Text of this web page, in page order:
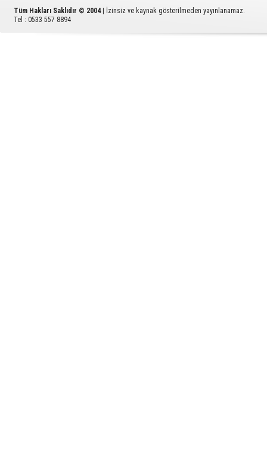
Tüm Hakları Saklıdır © 2004
| İzinsiz ve kaynak gösterilmeden yayınlanamaz.
Tel : 0533 557 8894